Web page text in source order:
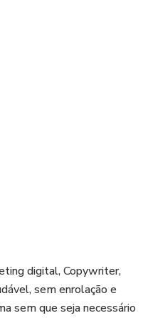
digital, Copywriter,
sem enrolação e
sem que seja necessário